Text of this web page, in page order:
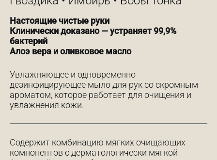
Настоящие чистые руки
Клинически доказано — устраняет 99,9%
бактерий
Алоэ вера и оливковое масло
Увлажняющее и одновременно
дезинфицирующее мыло для рук со скромным
ароматом, которое работает для очищения и
увлажнения кожи.
Содержит комбинацию мягких очищающих
компонентов с дерматологически мягкой